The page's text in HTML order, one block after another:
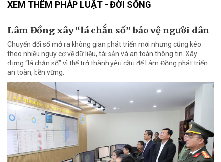
XEM THÊM PHÁP LUẬT - ĐỜI SỐNG
Lâm Đồng xây “lá chắn số” bảo vệ người dân
Chuyển đổi số mở ra không gian phát triển mới nhưng cũng kéo
theo nhiều nguy cơ về dữ liệu, tài sản và an toàn thông tin. Xây
dựng “lá chắn số” vì thế trở thành yêu cầu để Lâm Đồng phát triển
an toàn, bền vững.